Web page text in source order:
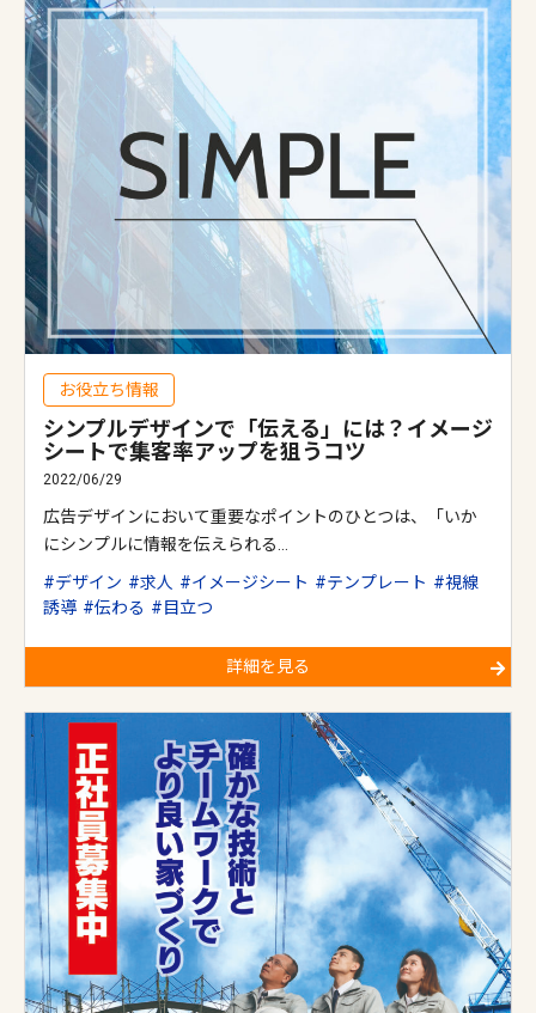
お役立ち情報
シンプルデザインで「伝える」には？イメージ
シートで集客率アップを狙うコツ
2022/06/29
広告デザインにおいて重要なポイントのひとつは、「いか
にシンプルに情報を伝えられる…
デザイン
求人 イメージシート テンプレート
視線
誘導
伝わる 目立つ
詳細を見る